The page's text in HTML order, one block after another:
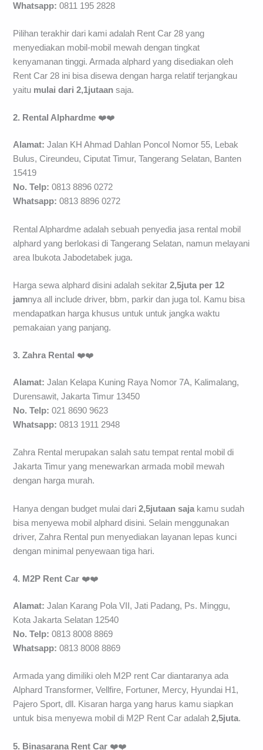
Whatsapp: 0811 195 2828
Pilihan terakhir dari kami adalah Rent Car 28 yang
menyediakan mobil-mobil mewah dengan tingkat
kenyamanan tinggi. Armada alphard yang disediakan oleh
Rent Car 28 ini bisa disewa dengan harga relatif terjangkau
yaitu mulai dari 2,1jutaan saja.
2. Rental Alphardme ❤️❤️
Alamat: Jalan KH Ahmad Dahlan Poncol Nomor 55, Lebak
Bulus, Cireundeu, Ciputat Timur, Tangerang Selatan, Banten
15419
No. Telp: 0813 8896 0272
Whatsapp: 0813 8896 0272
Rental Alphardme adalah sebuah penyedia jasa rental mobil
alphard yang berlokasi di Tangerang Selatan, namun melayani
area Ibukota Jabodetabek juga.
Harga sewa alphard disini adalah sekitar2,5juta per 12
jamnya all include driver, bbm, parkir dan juga tol. Kamu bisa
mendapatkan harga khusus untuk untuk jangka waktu
pemakaian yang panjang.
3. Zahra Rental ❤️❤️
Alamat:Jalan Kelapa Kuning Raya Nomor 7A, Kalimalang,
Durensawit, Jakarta Timur 13450
No. Telp: 021 8690 9623
Whatsapp: 0813 1911 2948
Zahra Rental merupakan salah satu tempat rental mobil di
Jakarta Timur yang menewarkan armada mobil mewah
dengan harga murah.
Hanya dengan budget mulai dari2,5jutaan saja kamu sudah
bisa menyewa mobil alphard disini. Selain menggunakan
driver, Zahra Rental pun menyediakan layanan lepas kunci
dengan minimal penyewaan tiga hari.
4. M2P Rent Car ❤️❤️
Alamat: Jalan Karang Pola VII, Jati Padang, Ps. Minggu,
Kota Jakarta Selatan 12540
No. Telp: 0813 8008 8869
Whatsapp: 0813 8008 8869
Armada yang dimiliki oleh M2P rent Car diantaranya ada
Alphard Transformer, Vellfire, Fortuner, Mercy, Hyundai H1,
Pajero Sport, dll. Kisaran harga yang harus kamu siapkan
untuk bisa menyewa mobil di M2P Rent Car adalah2,5juta.
5. Binasarana Rent Car ❤️❤️